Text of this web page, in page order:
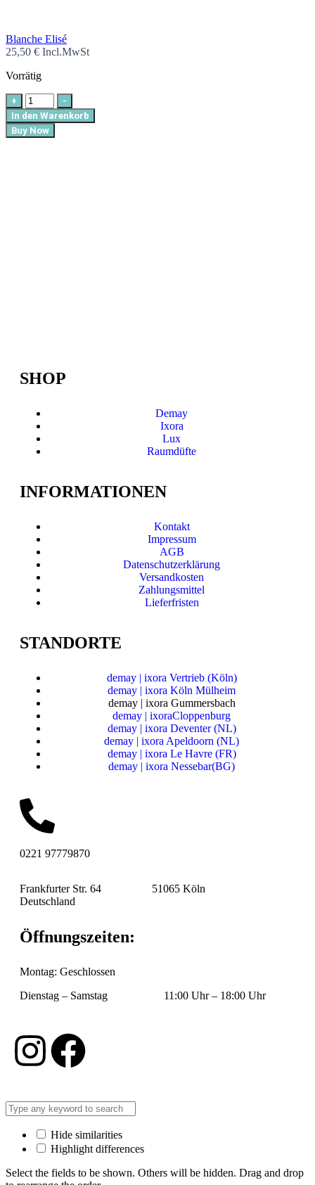
Blanche Elisé
25,50 € Incl.MwSt
Vorrätig
+
-
In den Warenkorb
Buy Now
SHOP
Demay
Ixora
Lux
Raumdüfte
INFORMATIONEN
Kontakt
Impressum
AGB
Datenschutzerklärung
Versandkosten
Zahlungsmittel
Lieferfristen
STANDORTE
demay | ixora Vertrieb (Köln)
demay | ixora Köln Mülheim
demay | ixora Gummersbach
demay | ixoraCloppenburg
demay | ixora Deventer (NL)
demay | ixora Apeldoorn (NL)
demay | ixora Le Havre (FR)
demay | ixora Nessebar(BG)
0221 97779870
Frankfurter Str. 64 51065 Köln
Deutschland
Öffnungszeiten:
Montag: Geschlossen
Dienstag – Samstag 11:00 Uhr – 18:00 Uhr
Hide similarities
Highlight differences
Select the fields to be shown. Others will be hidden. Drag and drop